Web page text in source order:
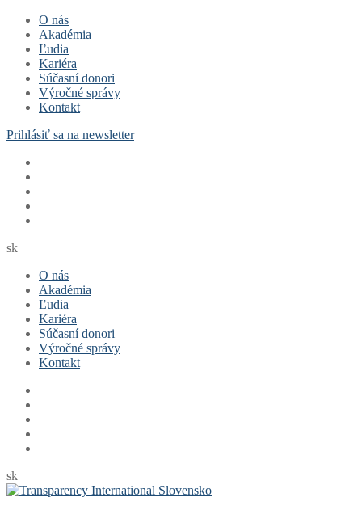
O nás
Akadémia
Ľudia
Kariéra
Súčasní donori
Výročné správy
Kontakt
Prihlásiť sa na newsletter
sk
O nás
Akadémia
Ľudia
Kariéra
Súčasní donori
Výročné správy
Kontakt
sk